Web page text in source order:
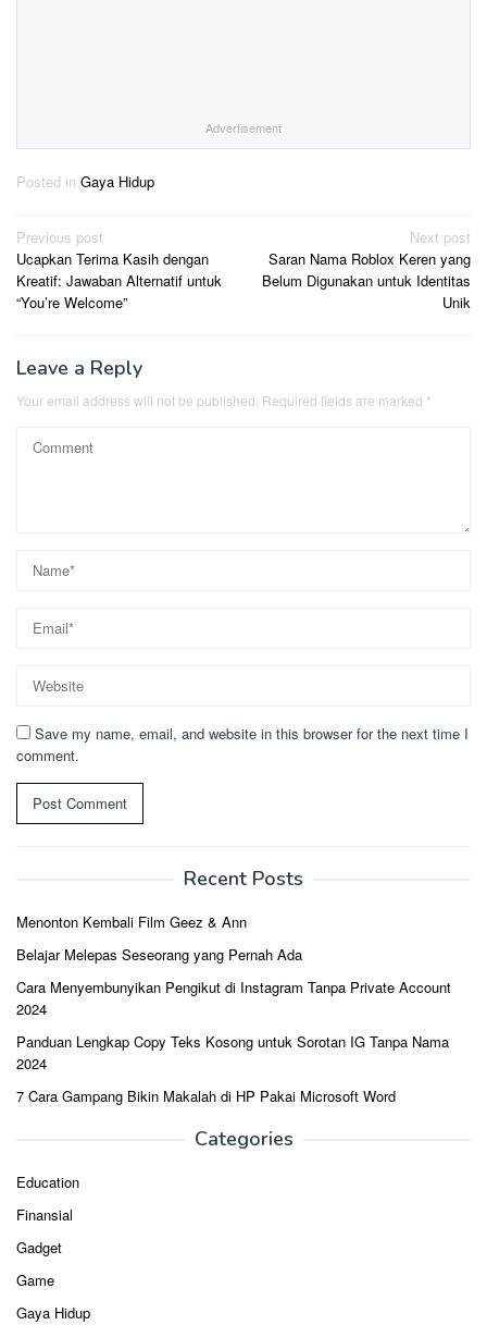
Advertisement
Posted in Gaya Hidup
Post
navigation
Previous post
Ucapkan Terima Kasih dengan
Kreatif: Jawaban Alternatif untuk
“You’re Welcome”
Next post
Saran Nama Roblox Keren yang
Belum Digunakan untuk Identitas
Unik
Leave a Reply
Your email address will not be published. Required fields are marked *
Save my name, email, and website in this browser for the next time I
comment.
Recent Posts
Menonton Kembali Film Geez & Ann
Belajar Melepas Seseorang yang Pernah Ada
Cara Menyembunyikan Pengikut di Instagram Tanpa Private Account
2024
Panduan Lengkap Copy Teks Kosong untuk Sorotan IG Tanpa Nama
2024
7 Cara Gampang Bikin Makalah di HP Pakai Microsoft Word
Categories
Education
Finansial
Gadget
Game
Gaya Hidup